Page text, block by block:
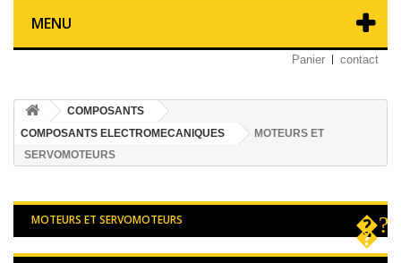
MENU
Panier contact
COMPOSANTS
COMPOSANTS ELECTROMECANIQUES
MOTEURS ET
SERVOMOTEURS
MOTEURS ET SERVOMOTEURS